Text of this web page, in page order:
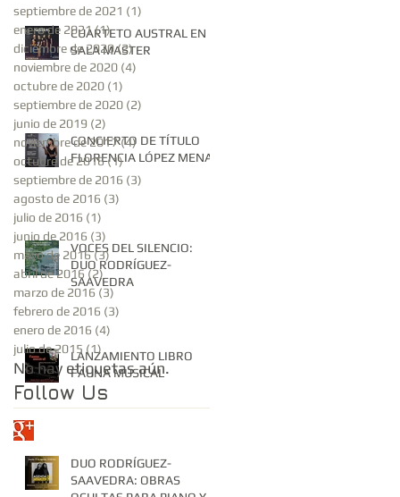
CUARTETO AUSTRAL EN
SALA MASTER
CONCIERTO DE TÍTULO
FLORENCIA LÓPEZ MENA
VOCES DEL SILENCIO:
DUO RODRÍGUEZ-
SAAVEDRA
LANZAMIENTO LIBRO
FAUNA MUSICAL
DUO RODRÍGUEZ-
SAAVEDRA: OBRAS
Follow Us
No hay etiquetas aún.
septiembre de 2021 (1)
enero de 2021(1)1 entrada
diciembre de 2020(2)2 entradas
noviembre de 2020 (4)
octubre de 2020 (1)
septiembre de 2020 (2)
junio de 2019 (2)
noviembre de 2017 (4) 4 entradas
octubre de 2016(1)1 entrada
septiembre de 2016 (3)
agosto de 2016 (3)
julio de 2016 (1)
junio de 2016 (3)
mayo de 2016(3) 3 entradas
abril de 2016 (2)2 entradas
marzo de 2016 (3)
febrero de 2016 (3)
enero de 2016 (4)
julio de 2015 (1) 1 entrada